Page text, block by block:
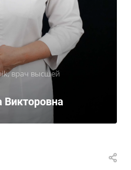
врач высшей
Викторовна